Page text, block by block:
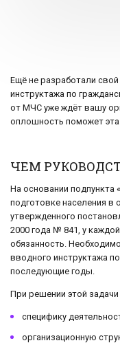
Ещё не разработали
инструктажа по
от МЧС уже ждёт вашу
оплошность поможет эта
ЧЕМ
На основании подпункта
подготовке населения в
утвержденного
2000 года № 841, у
обязанность.
вводного инструктажа
последующие годы.
При решении этой задачи
специфику
организационную